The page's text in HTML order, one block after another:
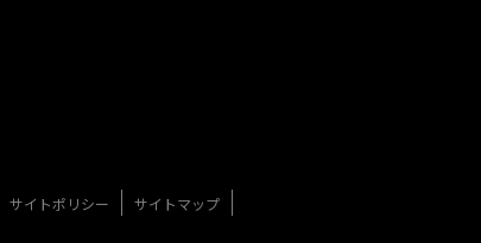
サイトポリシー
サイトマップ